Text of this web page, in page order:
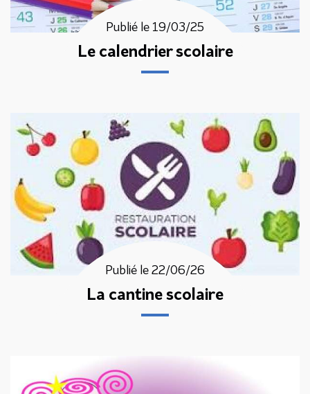
Publié le 19/03/25
Le calendrier scolaire
Publié le 22/06/26
La cantine scolaire